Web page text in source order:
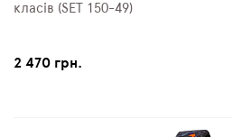
класів (SET 150-49)
2 470 грн.